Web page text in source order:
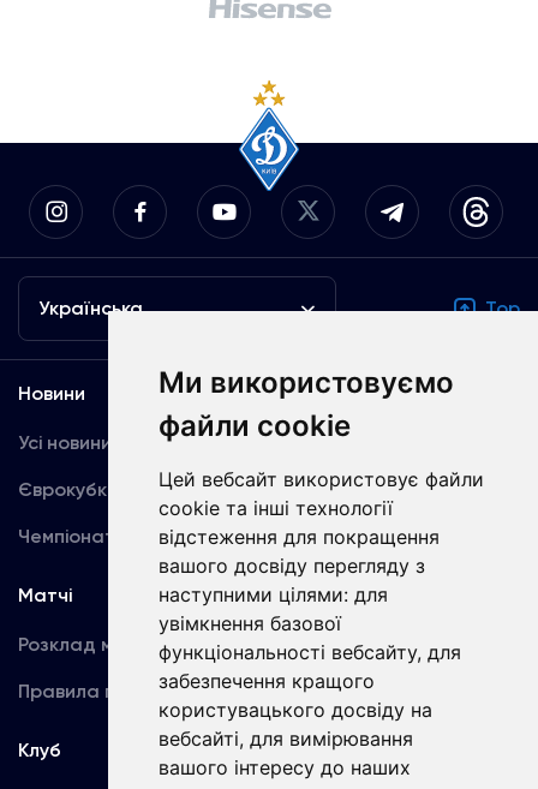
Ми використовуємо
файли cookie
Цей вебсайт використовує файли
cookie та інші технології
відстеження для покращення
вашого досвіду перегляду з
наступними цілями: для
увімкнення базової
функціональності вебсайту, для
забезпечення кращого
користувацького досвіду на
вебсайті, для вимірювання
вашого інтересу до наших
Українська Top
Новини
Усі новини
Єврокубки
Чемпіонат України
Медіа
Динамо TV
Фотогалерея
Акредитація
Матчі
Розклад матчів
Правила поведінки
Команда
Перша команда
U19
Клуб